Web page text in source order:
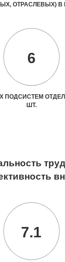
ОТРАСЛЕВЫХ) В
6
ПОДСИСТЕМ
ШТ.
7.1